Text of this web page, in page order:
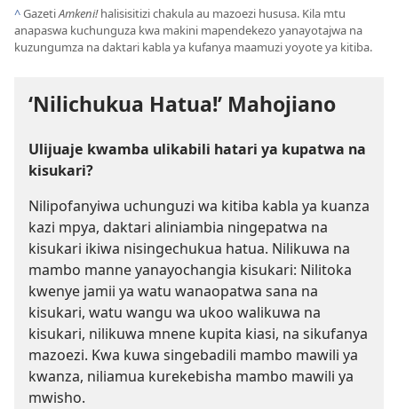
^GazetiAmkeni!halisisitizi chakula au mazoezi hususa. Kila mtu
anapaswa kuchunguza kwa makini mapendekezo yanayotajwa na
kuzungumza na daktari kabla ya kufanya maamuzi yoyote ya kitiba.
‘Nilichukua Hatua!’ Mahojiano
Ulijuaje kwamba ulikabili hatari ya kupatwa na
kisukari?
Nilipofanyiwa uchunguzi wa kitiba kabla ya kuanza
kazi mpya, daktari aliniambia ningepatwa na
kisukari ikiwa nisingechukua hatua. Nilikuwa na
mambo manne yanayochangia kisukari: Nilitoka
kwenye jamii ya watu wanaopatwa sana na
kisukari, watu wangu wa ukoo walikuwa na
kisukari, nilikuwa mnene kupita kiasi, na sikufanya
mazoezi. Kwa kuwa singebadili mambo mawili ya
kwanza, niliamua kurekebisha mambo mawili ya
mwisho.